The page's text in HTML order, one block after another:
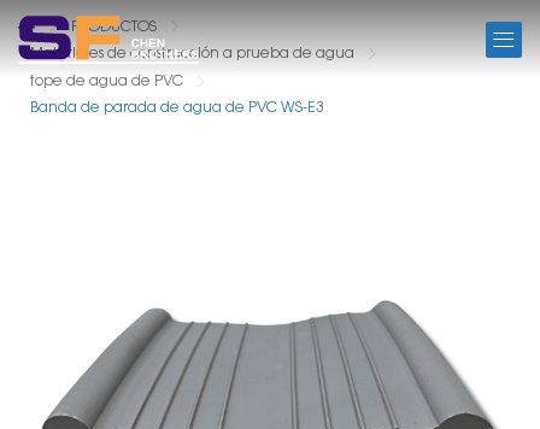
PRODUCTOS
Materiales de construcción a prueba de agua
tope de agua de PVC
Banda de parada de agua de PVC WS-E3